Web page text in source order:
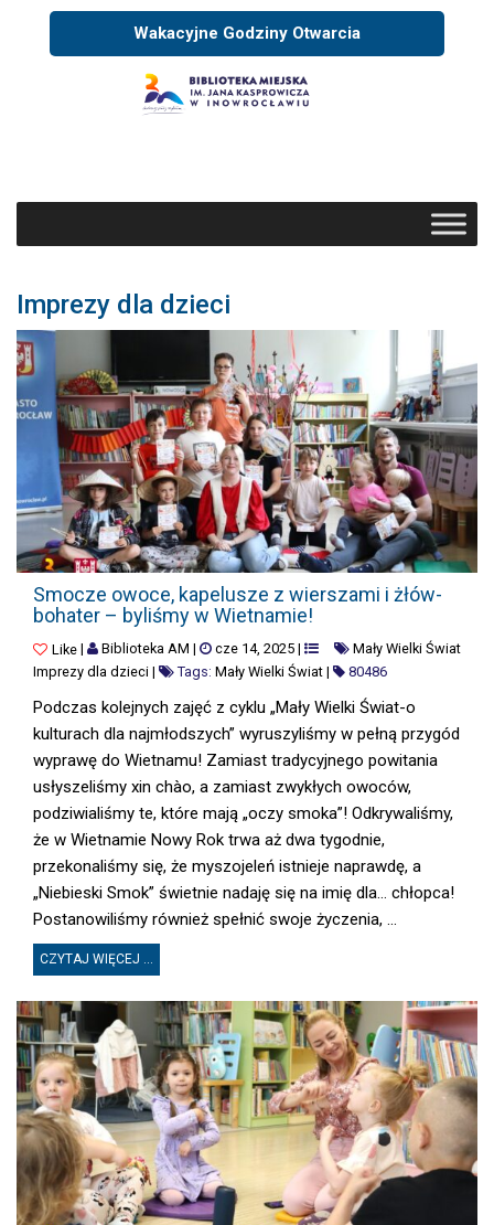
Wakacyjne Godziny Otwarcia
Imprezy dla dzieci
Smocze owoce, kapelusze z wierszami i żłów-
bohater – byliśmy w Wietnamie!
Mały Wielki Świat
Like| Biblioteka AM | cze 14, 2025|
Imprezy dla dzieci | Tags: Mały Wielki Świat | 80486
Podczas kolejnych zajęć z cyklu „Mały Wielki Świat-o
kulturach dla najmłodszych” wyruszyliśmy w pełną przygód
wyprawę do Wietnamu! Zamiast tradycyjnego powitania
usłyszeliśmy xin chào, a zamiast zwykłych owoców,
podziwialiśmy te, które mają „oczy smoka”! Odkrywaliśmy,
że w Wietnamie Nowy Rok trwa aż dwa tygodnie,
przekonaliśmy się, że myszojeleń istnieje naprawdę, a
„Niebieski Smok” świetnie nadaję się na imię dla… chłopca!
Postanowiliśmy również spełnić swoje życzenia, ...
SMOCZE OWOCE, KAPELUSZE Z WIERSZAMI I ŻŁÓW-BOHATER – BYLIŚMY
CZYTAJ WIĘCEJ ...